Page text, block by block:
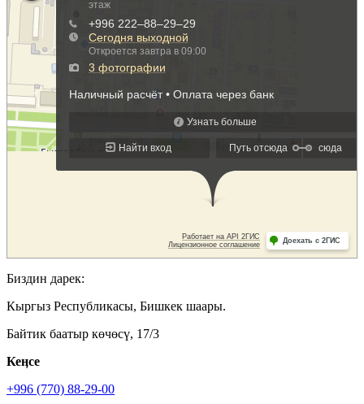
Биздин дарек:
Кыргыз Республикасы, Бишкек шаары.
Байтик баатыр көчөсү, 17/3
Кеӊсе
+996 (770) 88-29-00